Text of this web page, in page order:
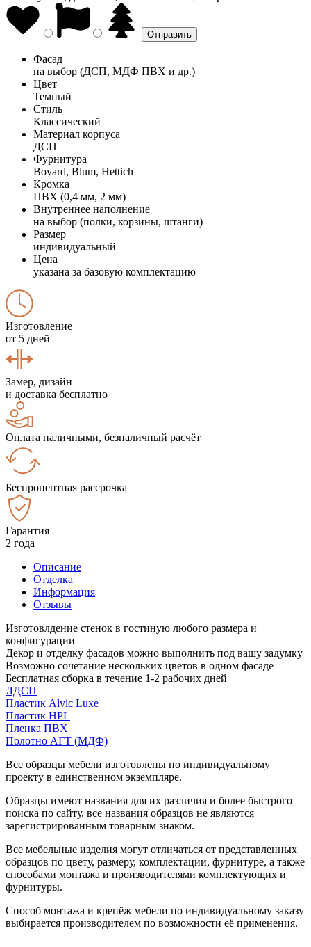
Фасад
на выбор (ДСП, МДФ ПВХ и др.)
Цвет
Темный
Стиль
Классический
Материал корпуса
ДСП
Фурнитура
Boyard, Blum, Hettich
Кромка
ПВХ (0,4 мм, 2 мм)
Внутреннее наполнение
на выбор (полки, корзины, штанги)
Размер
индивидуальный
Цена
указана за базовую комплектацию
Изготовление
от 5 дней
Замер, дизайн
и доставка бесплатно
Оплата наличными, безналичный расчёт
Беспроцентная рассрочка
Гарантия
2 года
Описание
Отделка
Информация
Отзывы
Изготовлдение стенок в гостиную любого размера и
конфигурации
Декор и отделку фасадов можно выполнить под вашу задумку
Возможно сочетание нескольких цветов в одном фасаде
Бесплатная сборка в течение 1-2 рабочих дней
ЛДСП
Пластик Alvic Luxe
Пластик HPL
Пленка ПВХ
Полотно АГТ (МДФ)
Все образцы мебели изготовлены по индивидуальному
проекту в единственном экземпляре.
Образцы имеют названия для их различия и более быстрого
поиска по сайту, все названия образцов не являются
зарегистрированным товарным знаком.
Все мебельные изделия могут отличаться от представленных
образцов по цвету, размеру, комплектации, фурнитуре, а также
способами монтажа и производителями комплектующих и
фурнитуры.
Способ монтажа и крепёж мебели по индивидуальному заказу
выбирается производителем по возможности её применения.